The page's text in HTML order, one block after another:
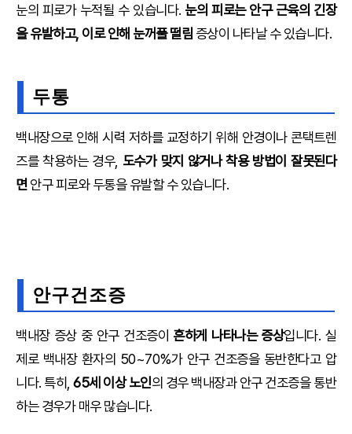
눈의 피로가 누적될 수 있습니다. 눈의 피로는 안구 근육의 긴장
을 유발하고, 이로 인해 눈꺼풀 떨림 증상이 나타날 수 있습니다.
두통
백내장으로 인해 시력 저하를 교정하기 위해 안경이나 콘택트렌
즈를 착용하는 경우, 도수가 맞지 않거나 착용 방법이 잘못된다
면 안구 피로와 두통을 유발할 수 있습니다.
안구건조증
백내장 증상 중 안구 건조증이 흔하게 나타나는 증상입니다. 실
제로 백내장 환자의 50~70%가 안구 건조증을 동반한다고 압
니다. 특히, 65세 이상 노인의 경우 백내장과 안구 건조증을 통반
하는 경우가 매우 많습니다.